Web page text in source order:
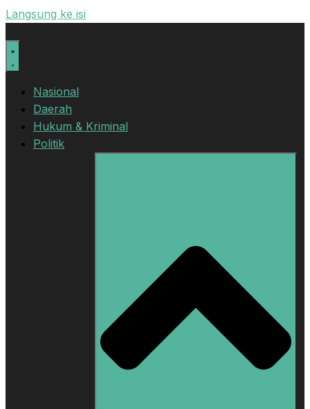
Langsung ke isi
Nasional
Daerah
Hukum & Kriminal
Politik